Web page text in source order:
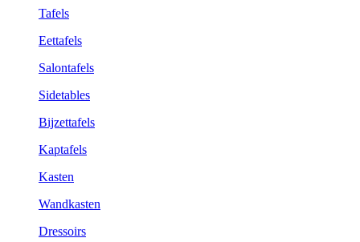
Tafels
Eettafels
Salontafels
Sidetables
Bijzettafels
Kaptafels
Kasten
Wandkasten
Dressoirs